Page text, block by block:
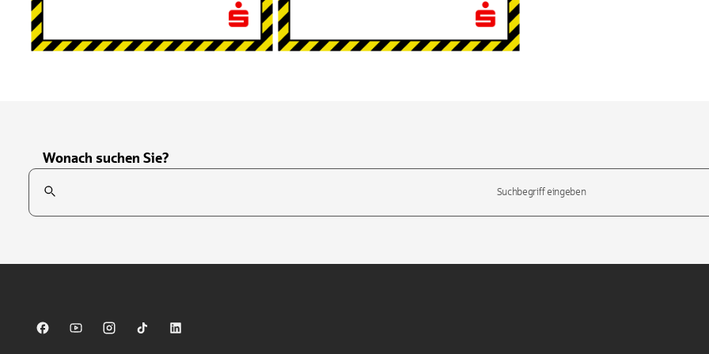
Wonach suchen Sie?
Suchfeld
Sparkasse auf Facebook
Sparkasse auf Youtube
Sparkasse auf Instagram
Sparkasse auf TikTok
Sparkasse auf LinkedIn